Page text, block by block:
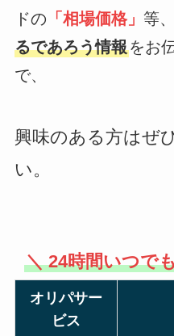
ドの 「相場価格」 等、
るであろう情報をお
で、
興味のある方はぜ
い。
＼ 24時間いつで
オリパサー
ビス